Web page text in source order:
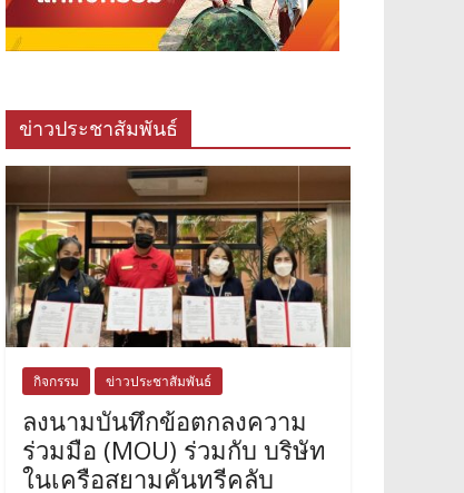
ข่าวประชาสัมพันธ์
กิจกรรม ข่าวประชาสัมพันธ์
ลงนามบันทึกข้อตกลงความ
ร่วมมือ (MOU) ร่วมกับ บริษัท
ในเครือสยามคันทรีคลับ